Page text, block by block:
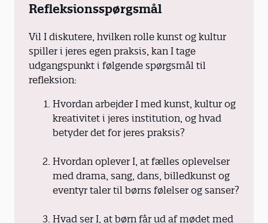
Refleksionsspørgsmål
Vil I diskutere, hvilken rolle kunst og kultur
spiller i jeres egen praksis, kan I tage
udgangspunkt i følgende spørgsmål til
refleksion:
Hvordan arbejder I med kunst, kultur og
kreativitet i jeres institution, og hvad
betyder det for jeres praksis?
Hvordan oplever I, at fælles oplevelser
med drama, sang, dans, billedkunst og
eventyr taler til børns følelser og sanser?
Hvad ser I, at børn får ud af mødet med